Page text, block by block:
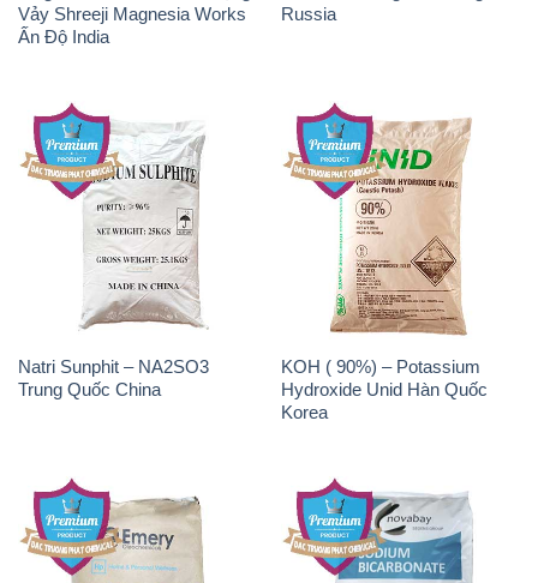
Natri Sunphit – NA2SO3
Trung Quốc China
KOH ( 90%) – Potassium
Hydroxide Unid Hàn Quốc